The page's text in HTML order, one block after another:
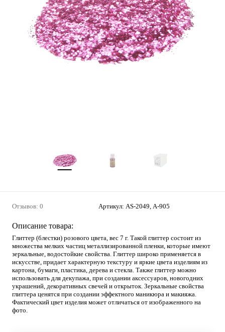
Отзывов: 0 Артикул: AS-2049, А-905
Описание товара:
Глиттер (блестки) розового цвета, вес 7 г. Такой глиттер состоит из
множества мелких частиц металлизированной пленки, которые имеют
зеркальные, водостойкие свойства. Глиттер широко применяется в
искусстве, придает характерную текстуру и яркие цвета изделиям из
картона, бумаги, пластика, дерева и стекла. Также глиттер можно
использовать для декупажа, при создании аксессуаров, новогодних
украшений, декоративных свечей и открыток. Зеркальные свойства
глиттера ценятся при создании эффектного маникюра и макияжа.
Фактический цвет изделия может отличаться от изображенного на
фото.